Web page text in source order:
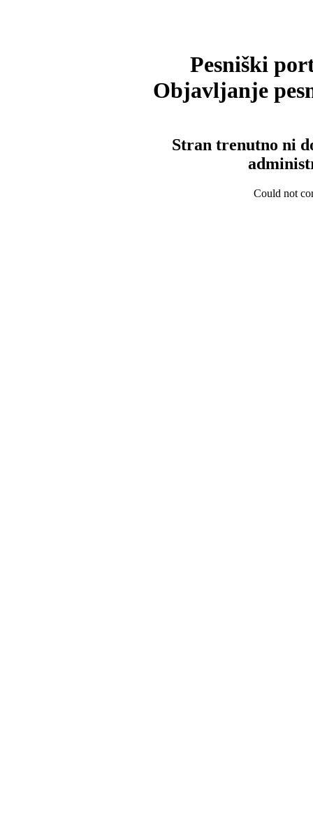
Pesniški
Objavljanje
Stran trenutno ni
Could not